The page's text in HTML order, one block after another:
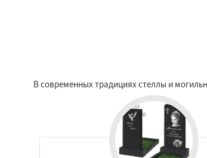
В современных традициях стеллы и